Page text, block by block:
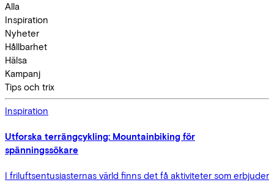
Alla
Inspiration
Nyheter
Hållbarhet
Hälsa
Kampanj
Tips och trix
Inspiration
Utforska terrängcykling: Mountainbiking för
spänningssökare
I friluftsentusiasternas värld finns det få aktiviteter som erbjuder